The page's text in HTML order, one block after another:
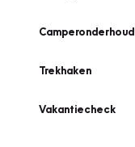
Camperonderhoud
Trekhaken
Vakantiecheck